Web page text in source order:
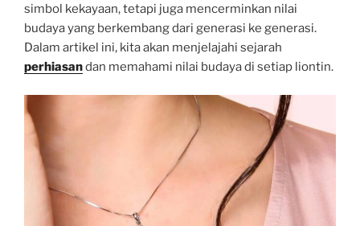
simbol kekayaan, tetapi juga mencerminkan nilai
budaya yang berkembang dari generasi ke generasi.
Dalam artikel ini, kita akan menjelajahi sejarah
perhiasandan memahami nilai budaya di setiap liontin.